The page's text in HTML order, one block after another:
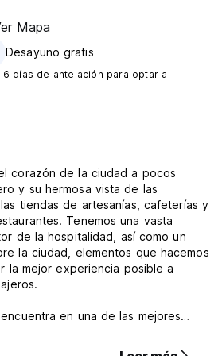
Mapa
Desayuno gratis
días de antelación para optar a
corazón de la ciudad a pocos
y su hermosa vista de las
tiendas de artesanías, cafeterías y
Tenemos una vasta
de la hospitalidad, así como un
la ciudad, elementos que hacemos
la mejor experiencia posible a
en una de las mejores
y los puntos de referencia más